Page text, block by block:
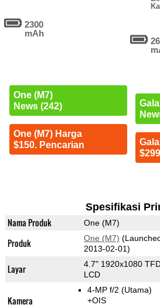
2300
mAh
One (M7)
News (242)
One (M7) Harga
$150. Pencarian
Spesifikasi
Nama Produk One (M7)
Produk One (M7)
2013-02-01)
Layar
4.7" 1920x1080
LCD
Kamera
4-MP f/2 (Utama)
+OIS